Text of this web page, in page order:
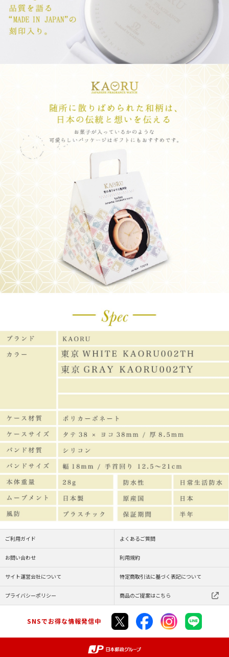
ご利用ガイド よくあるご質問
お問い合わせ 利用規約
サイト運営会社について 特定商取引法に基づく表記について
プライバシーポリシー 商品のご提案はこちら
SNSでお得な情報発信中